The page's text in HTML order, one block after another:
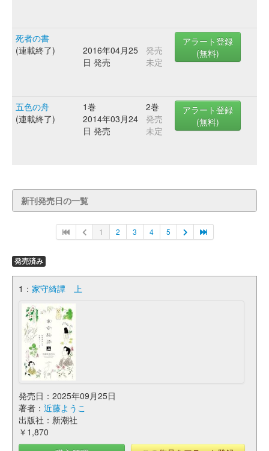
死者の書
(連載終了)
2016年04月25
日 発売
発売
未定
アラート登録
(無料)
五色の舟
(連載終了)
1巻
2014年03月24
日 発売
2巻
発売
未定
アラート登録
(無料)
新刊発売日の一覧
1 2 3 4 5
発売済み
1： 家守綺譚 上
発売日：2025年09月25日
著者： 近藤ようこ
出版社：新潮社
￥1,870